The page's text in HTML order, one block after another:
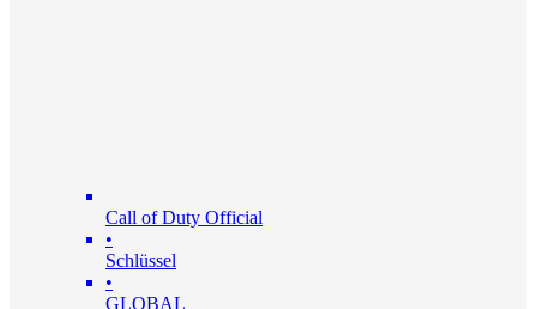
Call of Duty Official
•
Schlüssel
•
GLOBAL